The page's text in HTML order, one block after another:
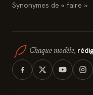
Synonymes de « faire »
Chaque modèle,